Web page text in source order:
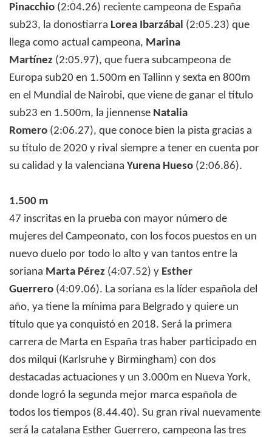
Pinacchio (2:04.26) reciente campeona de España
sub23, la donostiarra Lorea Ibarzábal (2:05.23) que
llega como actual campeona, Marina
Martínez (2:05.97), que fuera subcampeona de
Europa sub20 en 1.500m en Tallinn y sexta en 800m
en el Mundial de Nairobi, que viene de ganar el título
sub23 en 1.500m, la jiennense Natalia
Romero (2:06.27), que conoce bien la pista gracias a
su título de 2020 y rival siempre a tener en cuenta por
su calidad y la valenciana Yurena Hueso (2:06.86).
1.500 m
47 inscritas en la prueba con mayor número de
mujeres del Campeonato, con los focos puestos en un
nuevo duelo por todo lo alto y van tantos entre la
soriana Marta Pérez (4:07.52) y Esther
Guerrero (4:09.06). La soriana es la líder española del
año, ya tiene la mínima para Belgrado y quiere un
título que ya conquistó en 2018. Será la primera
carrera de Marta en España tras haber participado en
dos milqui (Karlsruhe y Birmingham) con dos
destacadas actuaciones y un 3.000m en Nueva York,
donde logró la segunda mejor marca española de
todos los tiempos (8.44.40). Su gran rival nuevamente
será la catalana Esther Guerrero, campeona las tres